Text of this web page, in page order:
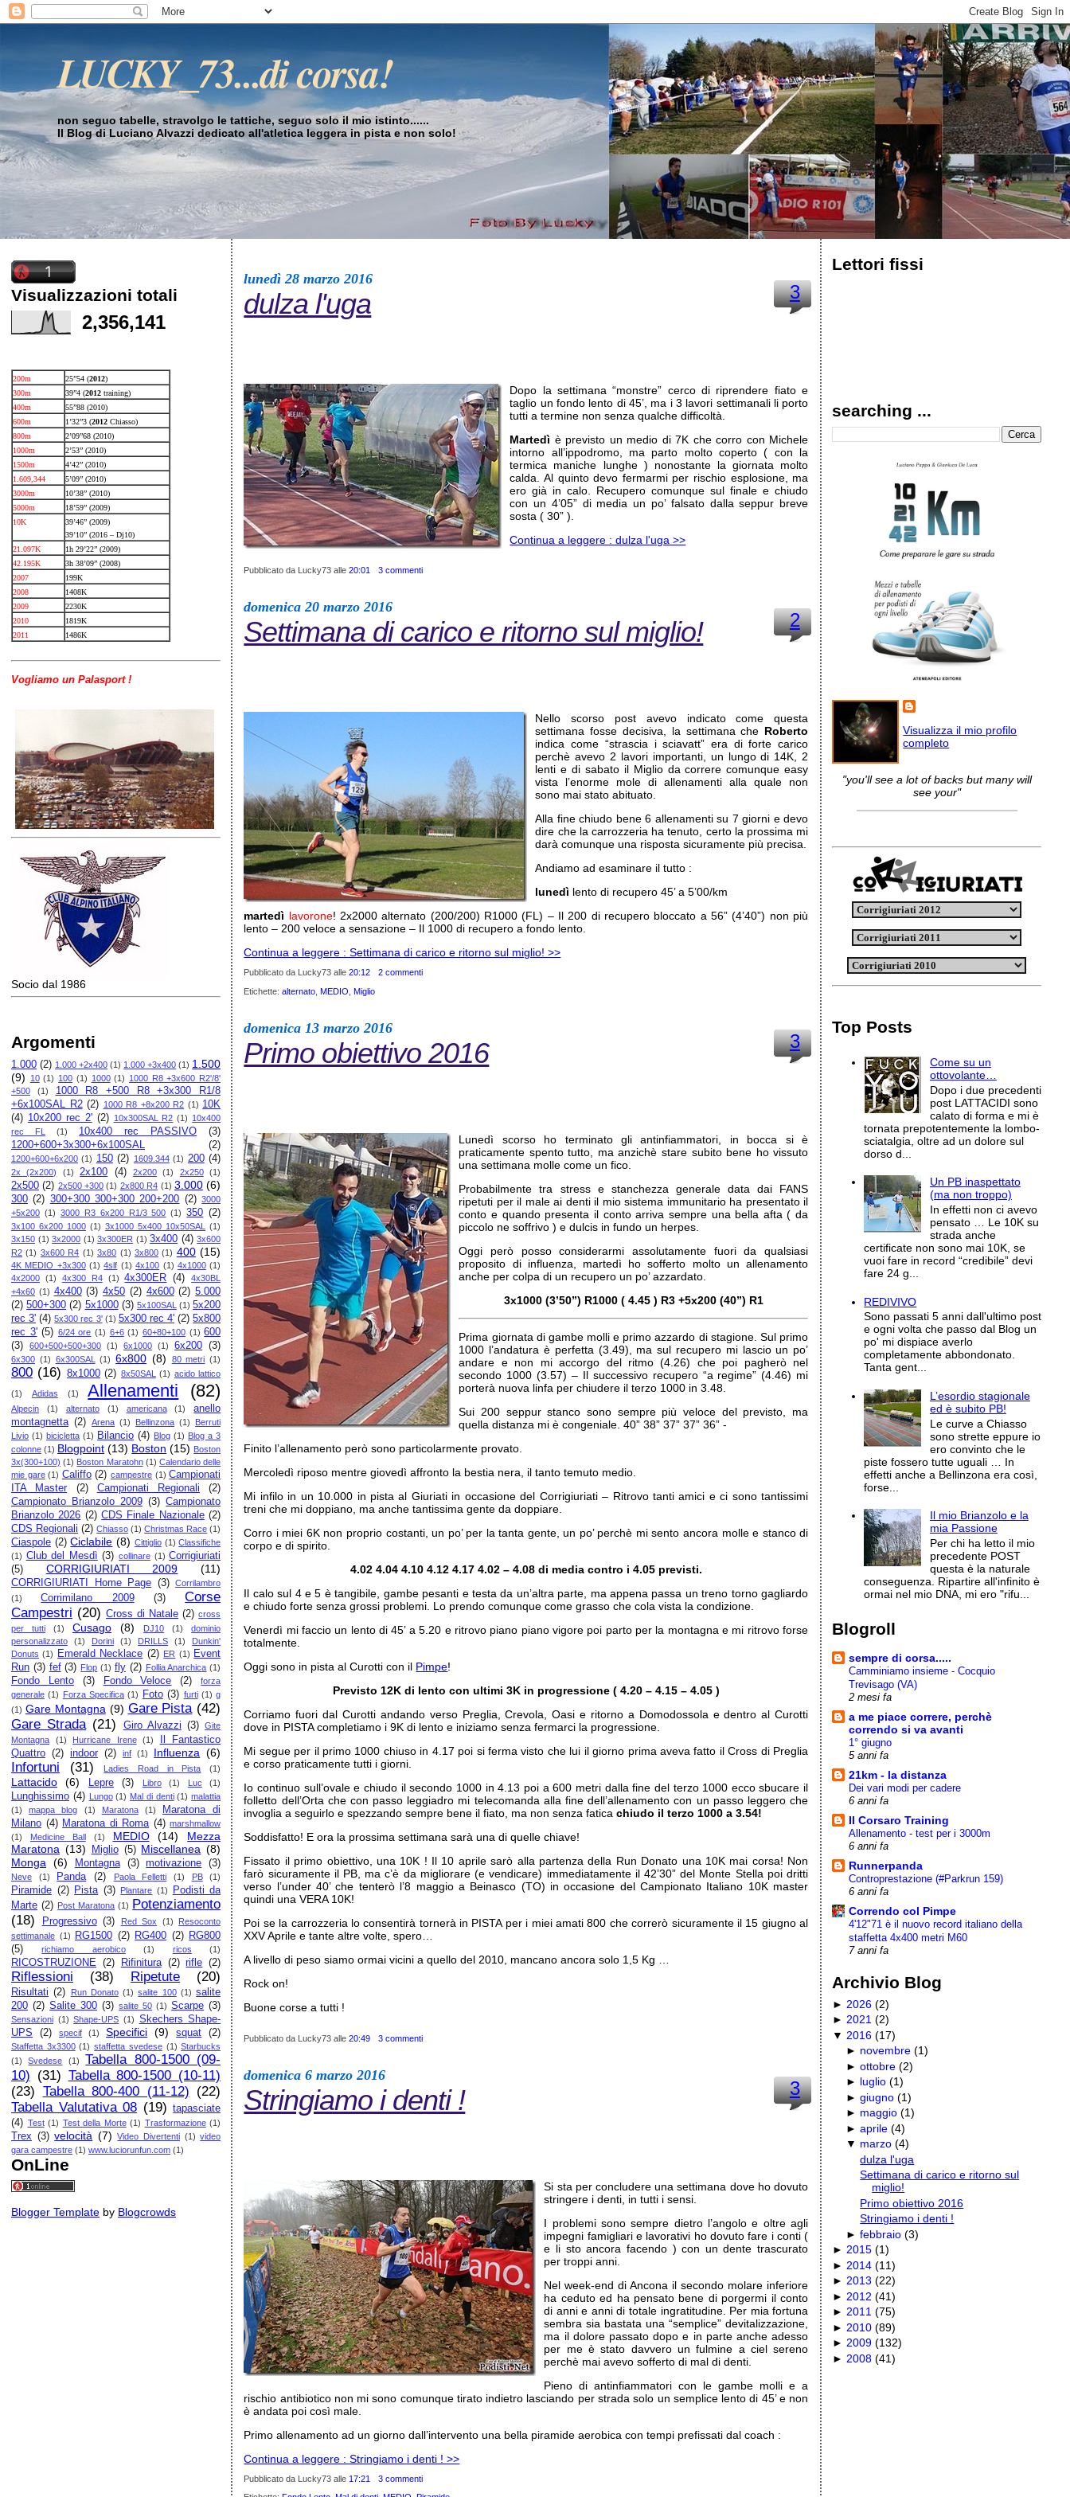
LUCKY_73...di corsa!
non seguo tabelle, stravolgo le tattiche, seguo solo il mio istinto......
Il Blog di Luciano Alvazzi dedicato all'atletica leggera in pista e non solo!
Visualizzazioni totali
2,356,141
200m 25”54 (2012)
300m
39”4 (2012 training)
400m
55”88 (2010)
600m
1’32”3 (2012 Chiasso)
800m
2’09”68 (2010)
1000m
2’53” (2010)
1500m
4’42” (2010)
1.609,344
5’09” (2010)
3000m
10’38” (2010)
5000m
18’59” (2009)
10K
39’46” (2009)
39’10” (2016 – Dj10)
21.097K
1h 29’22” (2009)
42.195K
3h 38’09” (2008)
2007
199K
2008
1408K
2009
2230K
2010
1819K
2011
1486K
Vogliamo un Palasport !
Socio dal 1986
Argomenti
1.000 (2) 1.000 +2x400 (1) 1.000 +3x400 (1) 1.500
(9)
10 (1) 100 (1) 1000 (1) 1000 R8 +3x600 R2'/8'
+500
(1)
1000 R8 +500 R8 +3x300 R1/8
+6x100SAL R2 (2) 1000 R8 +8x200 R2 (1) 10K
(4) 10x200 rec 2' (2) 10x300SAL R2 (1) 10x400
rec FL
(1) 10x400 rec PASSIVO
(3)
1200+600+3x300+6x100SAL
(2)
1200+600+6x200 (1) 150 (2) 1609.344 (1) 200 (4)
2x (2x200) (1) 2x100 (4) 2x200 (1) 2x250 (1)
2x500 (2) 2x500 +300 (1) 2x800 R4 (1) 3.000 (6)
300 (2) 300+300 300+300 200+200 (2) 3000
+5x200 (1) 3000 R3 6x200 R1/3 500 (1) 350 (2)
3x100 6x200 1000 (1) 3x1000 5x400 10x50SAL
(1)
3x150 (1) 3x2000 (1) 3x300ER (1) 3x400 (4) 3x600
R2 (1) 3x600 R4 (1) 3x80 (1) 3x800 (1) 400 (15)
4K MEDIO +3x300 (1) 4slf (1) 4x100 (1) 4x1000 (1)
4x2000 (1) 4x300 R4 (1) 4x300ER (4)
4x30BL
+4x60 (1) 4x400 (3) 4x50 (2) 4x600 (2) 5.000
(2) 500+300 (2) 5x1000 (3) 5x100SAL (1) 5x200
rec 3' (4) 5x300 rec 3' (1) 5x300 rec 4' (2) 5x800
rec 3' (5) 6/24 ore (1) 6+6 (1) 60+80+100 (1) 600
(3)
600+500+500+300 (1) 6x1000 (1) 6x200 (3)
6x300 (1) 6x300SAL (1) 6x800 (8) 80 metri (1)
800 (16) 8x1000 (2) 8x50SAL (1) acido lattico
(1) Adidas (1) Allenamenti (82)
Alpecin (1) alternato (1) americana (1)
anello
montagnetta (2) Arena (1) Bellinzona (1)
Berruti
Livio (1) bicicletta (1) Bilancio (4) Blog (1) Blog a 3
colonne (1) Blogpoint (13) Boston (15) Boston
3x(300+100) (1) Boston Maratohn (1) Calendario delle
mie gare (1) Califfo (2) campestre (1) Campionati
ITA Master
(2) Campionati Regionali
(2)
Campionato Brianzolo 2009 (3) Campionato
Brianzolo 2026 (2) CDS Finale Nazionale (2)
CDS Regionali (2) Chiasso (1) Christmas Race (1)
Ciaspole (2) Ciclabile (8) Cittiglio (1) Classifiche
(1) Club del Mesdì (3) collinare (1) Corrigiuriati
(5)
CORRIGIURIATI 2009 (11)
CORRIGIURIATI Home Page (3)
Corrilambro
(1)
Corrimilano 2009 (3)
Corse
Campestri (20) Cross di Natale (2) cross
per tutti
(1) Cusago (8) DJ10 (1)
dominio
personalizzato
(1) Dorini (1) DRILLS (1)
Dunkin'
Donuts (1) Emerald Necklace (2) ER (1) Event
Run (3) fef (3) Flop (1) fly (2) Follia Anarchica (1)
Fondo Lento (3) Fondo Veloce (2)
forza
generale (1) Forza Specifica (1) Foto (3) furti (1) g
(1) Gare Montagna (9) Gare Pista (42)
Gare Strada (21) Giro Alvazzi (3)
Gite
Montagna
(1) Hurricane Irene (1)
Il Fantastico
Quattro (2) indoor (2) inf (1) Influenza (6)
Infortuni (31) Ladies Road in Pista (1)
Lattacido (6) Lepre (3) Libro (1) Luc (1)
Lunghissimo (4) Lungo (1) Mal di denti (1) malattia
(1)
mappa blog (1) Maratona (1)
Maratona di
Milano (4) Maratona di Roma (4) marshmallow
(1)
Medicine Ball (1) MEDIO (14)
Mezza
Maratona (13) Miglio (5) Miscellanea (8)
Monga
(6) Montagna (3) motivazione (3)
Neve (1) Panda (2) Paola Felletti (1) PB (1)
Piramide (2) Pista (3) Plantare (1)
Podisti da
Marte (2) Post Maratona (1) Potenziamento
(18)
Progressivo (3) Red Sox (1)
Resoconto
settimanale (1) RG1500 (2) RG400 (2) RG800
(5)
richiamo aerobico (1) ricos (1)
RICOSTRUZIONE (2) Rifinitura (2) rifle (2)
Riflessioni (38) Ripetute (20)
Risultati (2) Run Donato (1) salite 100 (1) salite
200 (2) Salite 300 (3) salite 50 (1) Scarpe (3)
Sensazioni (1) Shape-UPS (1) Skechers Shape-
UPS
(2) specif (1) Specifici (9) squat (2)
Staffetta 3x3300 (1) staffetta svedese (1) Starbucks
(1)
Svedese (1)
Tabella 800-1500 (09-
10) (31) Tabella 800-1500 (10-11)
(23) Tabella 800-400 (11-12) (22)
Tabella Valutativa 08 (19) tapasciate
(4) Test (1) Test della Morte (1) Trasformazione (1)
Trex (3) velocità (7) Video Divertenti (1) video
gara campestre (1) www.luciorunfun.com (1)
OnLine
Blogger Template by Blogcrowds
lunedì 28 marzo 2016
3
dulza l'uga
Dopo la settimana “monstre” cerco di riprendere fiato e
taglio un fondo lento di 45’, ma i 3 lavori settimanali li porto
tutti a termine non senza qualche difficoltà.
Martedì è previsto un medio di 7K che corro con Michele
intorno all’ippodromo, ma parto molto coperto ( con la
termica maniche lunghe ) nonostante la giornata molto
calda. Al quinto devo fermarmi per rischio esplosione, ma
ero già in calo. Recupero comunque sul finale e chiudo
con un 4’05” di media un po’ falsato dalla seppur breve
sosta ( 30” ).
Continua a leggere : dulza l'uga >>
Pubblicato da Lucky73alle20:01 3 commenti
domenica 20 marzo 2016
2
Settimana di carico e ritorno sul miglio!
Nello scorso post avevo indicato come questa
settimana fosse decisiva, la settimana che Roberto
indica come “strascia i sciavatt” era di forte carico
perchè avevo 2 lavori importanti, un lungo di 14K, 2
lenti e di sabato il Miglio da correre comunque easy
vista l’enorme mole di allenamenti alla quale non
sono mai stato abituato.
Alla fine chiudo bene 6 allenamenti su 7 giorni e devo
dire che la carrozzeria ha tenuto, certo la prossima mi
darà comunque una risposta sicuramente più precisa.
Andiamo ad esaminare il tutto :
lunedì lento di recupero 45’ a 5’00/km
martedì lavorone! 2x2000 alternato (200/200) R1000 (FL) – Il 200 di recupero bloccato a 56” (4’40”) non più
lento – 200 veloce a sensazione – Il 1000 di recupero a fondo lento.
Continua a leggere : Settimana di carico e ritorno sul miglio! >>
Pubblicato da Lucky73alle20:12
2 commenti
Etichette:alternato ,MEDIO ,Miglio
domenica 13 marzo 2016
3
Primo obiettivo 2016
Lunedì scorso ho terminato gli antinfiammatori, in bocca si è
praticamente spento tutto, ma anzichè stare subito bene ho vissuto
una settimana molle come un fico.
Probabilmente tra stress e stanchezza generale data dai FANS
ripetuti per il male ai denti il mio sistema immunitario ha presentato il
conto e quando presenta il conto arriva sempre una bella afta ( da
piccolo ne soffrivo ) e dulcis in fundo un herpes.
Oggi però posso considerarmi assolutamente fuori da qualsiasi
proposito di influenza, martedì ho sofferto molto un allenamento
anche per colpa di un recupero un po’ azzardato.
3x1000 (3’50”) R1000 ( 4.45 ) R3 +5x200 (40”) R1
Prima giornata di gambe molli e primo azzardo di stagione. Sul primo
1000 l’andatura è perfetta (3.49), ma sul recupero mi lascio un po’
andare e non mi accorgo del ritmo (4.26) che poi pagherò nel
secondo 1000 (3.57) – Il successivo recupero “a regime” (4.46) mi
porterà nuova linfa per chiudere il terzo 1000 in 3.48.
Sui 200 seppur stanco sono sempre più veloce del previsto, ma
quella distanza mi è congeniale. 40” 38” 37” 37” 36” -
Finito l’allenamento però sono particolarmente provato.
Mercoledì riposo mentre giovedì affronto la bestia nera, il tanto temuto medio.
Mi infilo in un 10.000 in pista al Giuriati in occasione del Corrigiuriati – Ritrovo tanti amici e ci sono tantissimi
treni che mi doppiano, ma anche tantissima gente da doppiare.
Corro i miei 6K non proprio costanti, un po’ per la tanta gente, un po’ perchè mi sento ancora molle e stanco di
corpo e di spirito.
4.02 4.04 4.10 4.12 4.17 4.02 – 4.08 di media contro i 4.05 previsti.
Il calo sul 4 e 5 è tangibile, gambe pesanti e testa da un’altra parte, ma appena passa un treno torno gagliardo
e chiudo forte senza grossi problemi. Lo prendo comunque come grasso che cola vista la condizione.
Venerdì mi faccio un lento di 45’ a 5.20 e ritrovo piano piano vigore poi parto per la montagna e mi ritrovo forse
totalmente.
Oggi sono in pista al Curotti con il Pimpe!
Previsto 12K di lento con ultimi 3K in progressione ( 4.20 – 4.15 – 4.05 )
Corriamo fuori dal Curotti andando verso Preglia, Crevola, Oasi e ritorno a Domodossola e dentro al Curotti
dove in PISTA completiamo i 9K di lento e iniziamo senza fermarci la progressione.
Mi segue per il primo 1000 chiuso in 4.17 poi si ferma visto che lui il giorno prima aveva fatto il Cross di Preglia
e corso praticamente tutti i giorni.
Io continuo sull’ovale e chiudo il secondo 1000 in 4.13 poi a 600 metri dalla fine del terzo 1000 ecco sbucare il
folletto dell’Orta che con passo leggiadro mi telecomanda alla fine dell’allenamento con un passo leggero che
invoglia a seguirlo e spezzando sempre bene il fiato, ma non senza faticachiudo il terzo 1000 a 3.54!
Soddisfatto! E ora la prossima settimana sarà una di quelle chiave!
Fissato il primo obiettivo, una 10K ! Il 10 aprile sarò alla partenza della Run Donato una 10K mai corsa! Non
farò sicuramente il PB, ma c’è da migliorare (e vendicare) immediatamente il 42’30” del Monte Stella poi dritti
verso l’under 40’ che tenterò l’8 maggio a Beinasco (TO) in occasione del Campionato Italiano 10K master
quindi una VERA 10K!
Poi se la carrozzeria lo consentirà tornerà in PISTA per i miei amati 800 che correrò sicuramente il 15 giugno al
XXV Aprile e tante altre volte, spero…
A livello di peso siamo ormai vicini a quello del 2010, mancano ancora solo 1,5 Kg …
Rock on!
Buone corse a tutti !
Pubblicato da Lucky73alle20:49 3 commenti
domenica 6 marzo 2016
3
Stringiamo i denti !
Si sta per concludere una settimana dove ho dovuto
stringere i denti, in tutti i sensi.
I problemi sono sempre dietro l’angolo e oltre agli
impegni famigliari e lavorativi ho dovuto fare i conti (
e li sto ancora facendo ) con un dente trascurato
per troppi anni.
Nel week-end di Ancona il secondo molare inferiore
ha ceduto ed ha pensato bene di porgermi il conto
di anni e anni di totale ingratitudine. Per mia fortuna
sembra sia bastata una “semplice” devitalizzazione,
ma il dolore passato dopo e in parte anche adesso
per me è stato davvero un fulmine a ciel sereno
perchè mai avevo sofferto di mal di denti.
Pieno di antinfiammatori con le gambe molli e a
rischio antibiotico non mi sono comunque tirato indietro lasciando per strada solo un semplice lento di 45’ e non
è andata poi così male.
Primo allenamento ad un giorno dall’intervento una bella piramide aerobica con tempi prefissati dal coach :
Continua a leggere : Stringiamo i denti ! >>
Pubblicato da Lucky73alle 17:21
3 commenti
Lettori fissi
searching ...
Visualizza il mio profilo
completo
"you'll see a lot of backs but many will
see your"
Top Posts
Come su un
ottovolante…
Dopo i due precedenti
post LATTACIDI sono
calato di forma e mi è
tornata prepotentemente la lombo-
sciatalgia, oltre ad un dolore sul
dorso d...
Un PB inaspettato
(ma non troppo)
In effetti non ci avevo
pensato … Le 10K su
strada anche
certificate non sono mai 10K, se
vuoi fare in record “credibile” devi
fare 24 g...
REDIVIVO
Sono passati 5 anni dall'ultimo post
e ogni volta che passo dal Blog un
po' mi dispiace averlo
completamente abbondonato.
Tanta gent...
L’esordio stagionale
ed è subito PB!
Le curve a Chiasso
sono strette eppure io
ero convinto che le
piste fossero tutte uguali … In
effetti anche a Bellinzona era così,
forse...
Il mio Brianzolo e la
mia Passione
Per chi ha letto il mio
precedente POST
questa è la naturale
conseguenza. Ripartire all'infinito è
ormai nel mio DNA, mi ero "rifu...
Blogroll
sempre di corsa.....
Camminiamo insieme - Cocquio
Trevisago (VA)
2 mesi fa
a me piace correre, perchè
correndo si va avanti
1° giugno
5 anni fa
21km - la distanza
Dei vari modi per cadere
6 anni fa
Il Corsaro Training
Allenamento - test per i 3000m
6 anni fa
Runnerpanda
Controprestazione (#Parkrun 159)
6 anni fa
Correndo col Pimpe
4'12"71 è il nuovo record italiano della
staffetta 4x400 metri M60
7 anni fa
Archivio Blog
► 2026 (2)
►2021 (2)
▼ 2016 (17)
► novembre (1)
►ottobre (2)
► luglio (1)
►giugno (1)
► maggio (1)
►aprile (4)
▼ marzo (4)
dulza l'uga
Settimana di carico e ritorno sul
miglio!
Primo obiettivo 2016
Stringiamo i denti !
►febbraio (3)
►2015 (1)
► 2014 (11)
►2013 (22)
► 2012 (41)
►2011 (75)
► 2010 (89)
►2009 (132)
► 2008 (41)